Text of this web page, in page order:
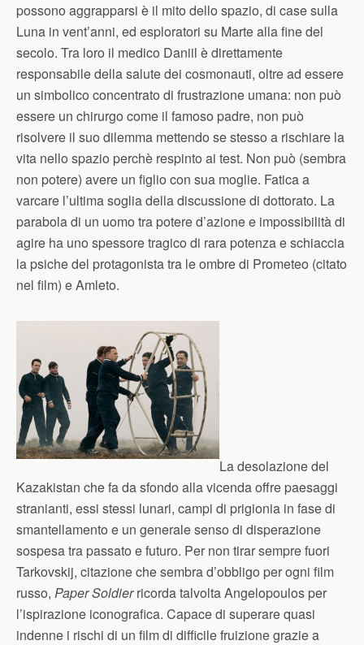
possono aggrapparsi è il mito dello spazio, di case sulla
Luna in vent’anni, ed esploratori su Marte alla fine del
secolo. Tra loro il medico Daniil è direttamente
responsabile della salute dei cosmonauti, oltre ad essere
un simbolico concentrato di frustrazione umana: non può
essere un chirurgo come il famoso padre, non può
risolvere il suo dilemma mettendo se stesso a rischiare la
vita nello spazio perchè respinto ai test. Non può (sembra
non potere) avere un figlio con sua moglie. Fatica a
varcare l’ultima soglia della discussione di dottorato. La
parabola di un uomo tra potere d’azione e impossibilità di
agire ha uno spessore tragico di rara potenza e schiaccia
la psiche del protagonista tra le ombre di Prometeo (citato
nel film) e Amleto.
La desolazione del
Kazakistan che fa da sfondo alla vicenda offre paesaggi
stranianti, essi stessi lunari, campi di prigionia in fase di
smantellamento e un generale senso di disperazione
sospesa tra passato e futuro. Per non tirar sempre fuori
Tarkovskij, citazione che sembra d’obbligo per ogni film
russo, Paper Soldierricorda talvolta Angelopoulos per
l’ispirazione iconografica. Capace di superare quasi
indenne i rischi di un film di difficile fruizione grazie a